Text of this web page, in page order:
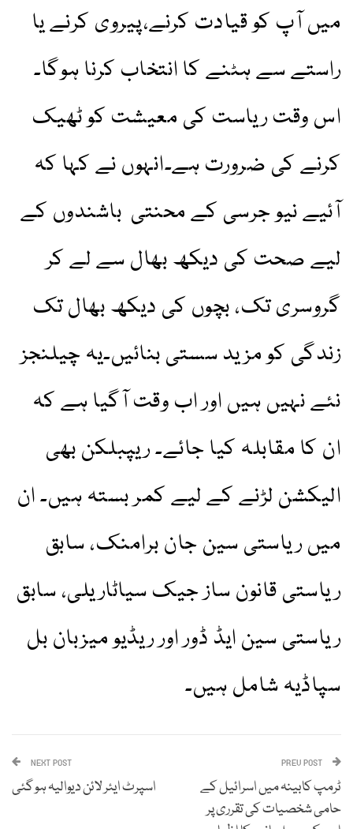
میں آپ کو قیادت کرنے،پیروی کرنے یا
راستے سے ہٹنے کا انتخاب کرنا ہوگا۔
اس وقت ریاست کی معیشت کو ٹھیک
کرنے کی ضرورت ہے۔انہوں نے کہا کہ
آئیے نیو جرسی کے محنتی باشندوں کے
لیے صحت کی دیکھ بھال سے لے کر
گروسری تک، بچوں کی دیکھ بھال تک
زندگی کو مزید سستی بنائیں۔یہ چیلنجز
نئے نہیں ہیں اور اب وقت آگیا ہے کہ
ان کا مقابلہ کیا جائے۔ ریپبلکن بھی
الیکشن لڑنے کے لیے کمر بستہ ہیں۔ ان
میں ریاستی سین جان برامنک، سابق
ریاستی قانون ساز جیک سیاٹاریلی، سابق
ریاستی سین ایڈ ڈور اور ریڈیو میزبان بل
سپاڈیہ شامل ہیں۔
ٹرمپ کابینہ میں اسرائیل کے
حامی شخصیات کی تقرری پر
NEXT POST
اسپرٹ ایئر لائن دیوالیہ ہو گئی